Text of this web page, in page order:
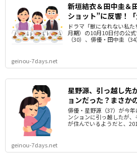
新垣結衣＆田中圭＆
ショット”に反響！
ドラマ「獣になれない私
月期）の10月10日付の公
（30）、俳優・田中圭（
geinou-7days.net
星野源、引っ越し先
ョンだった？まさか
俳優・星野源（37）が今
ンションに引っ越したが、
が住んでいるようだと、
geinou-7days.net